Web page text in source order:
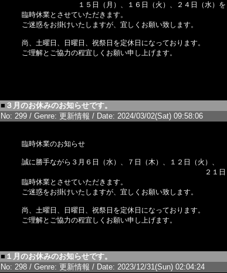
１５日（月）、１６日（火）、２４日（水）を
臨時休業とさせていただきます。
ご迷惑をお掛けいたしますが、宜しくお願い致します。
尚、土曜日、日曜日、祝祭日を定休日になっております。
ご理解とご協力の程宜しくお願い申し上げます。
■ ３月のお休みのお知らせです。
No: 299 / Genre: 更新情報 / Date: 2024/03/02(Sat) 09:58:06
臨時休業のお知らせ
誠に勝手ながら３月６日（水）、７日（木）、１２日（火）、
２１日（木）、２７日
臨時休業とさせていただきます。
ご迷惑をお掛けいたしますが、宜しくお願い致します。
尚、土曜日、日曜日、祝祭日を定休日になっております。
ご理解とご協力の程宜しくお願い申し上げます。
■ １月のお休みのお知らせです。
No: 298 / Genre: 更新情報 / Date: 2023/12/31(Sun) 02:04:24